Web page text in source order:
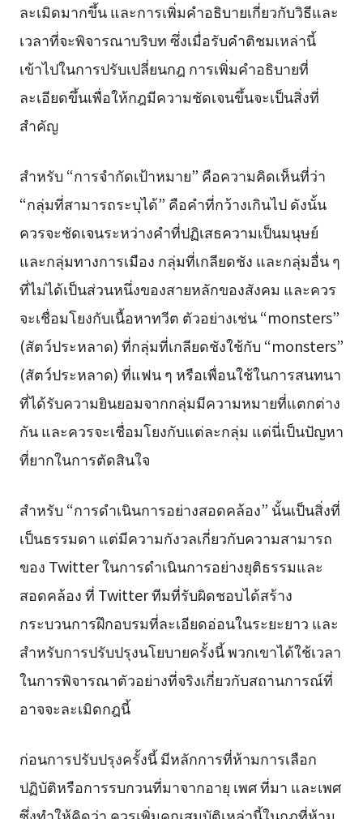
ละเมิดมากขึ้น และการเพิ่มคำอธิบายเกี่ยวกับวิธีและ
เวลาที่จะพิจารณาบริบท ซึ่งเมื่อรับคำติชมเหล่านี้
เข้าไปในการปรับเปลี่ยนกฎ การเพิ่มคำอธิบายที่
ละเอียดขึ้นเพื่อให้กฎมีความชัดเจนขึ้นจะเป็นสิ่งที่
สำคัญ
สำหรับ “การจำกัดเป้าหมาย” คือความคิดเห็นที่ว่า
“กลุ่มที่สามารถระบุได้” คือคำที่กว้างเกินไป ดังนั้น
ควรจะชัดเจนระหว่างคำที่ปฏิเสธความเป็นมนุษย์
และกลุ่มทางการเมือง กลุ่มที่เกลียดชัง และกลุ่มอื่น ๆ
ที่ไม่ได้เป็นส่วนหนึ่งของสายหลักของสังคม และควร
จะเชื่อมโยงกับเนื้อหาทวีต ตัวอย่างเช่น “monsters”
(สัตว์ประหลาด) ที่กลุ่มที่เกลียดชังใช้กับ “monsters”
(สัตว์ประหลาด) ที่แฟน ๆ หรือเพื่อนใช้ในการสนทนา
ที่ได้รับความยินยอมจากกลุ่มมีความหมายที่แตกต่าง
กัน และควรจะเชื่อมโยงกับแต่ละกลุ่ม แต่นี่เป็นปัญหา
ที่ยากในการตัดสินใจ
สำหรับ “การดำเนินการอย่างสอดคล้อง” นั้นเป็นสิ่งที่
เป็นธรรมดา แต่มีความกังวลเกี่ยวกับความสามารถ
ของ Twitter ในการดำเนินการอย่างยุติธรรมและ
สอดคล้อง ที่ Twitter ทีมที่รับผิดชอบได้สร้าง
กระบวนการฝึกอบรมที่ละเอียดอ่อนในระยะยาว และ
สำหรับการปรับปรุงนโยบายครั้งนี้ พวกเขาได้ใช้เวลา
ในการพิจารณาตัวอย่างที่จริงเกี่ยวกับสถานการณ์ที่
อาจจะละเมิดกฎนี้
ก่อนการปรับปรุงครั้งนี้ มีหลักการที่ห้ามการเลือก
ปฏิบัติหรือการรบกวนที่มาจากอายุ เพศ ที่มา และเพศ